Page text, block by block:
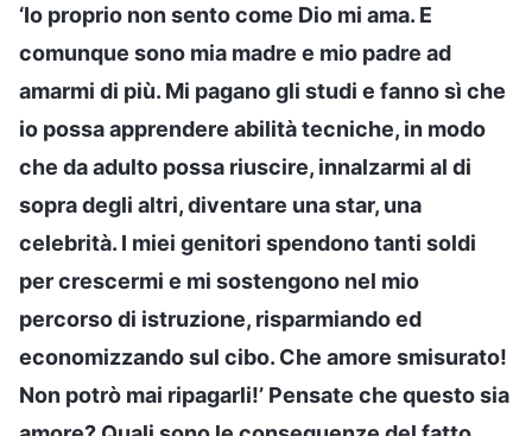
‘Io proprio non sento come Dio mi ama. E
comunque sono mia madre e mio padre ad
amarmi di più. Mi pagano gli studi e fanno sì che
io possa apprendere abilità tecniche, in modo
che da adulto possa riuscire, innalzarmi al di
sopra degli altri, diventare una star, una
celebrità. I miei genitori spendono tanti soldi
per crescermi e mi sostengono nel mio
percorso di istruzione, risparmiando ed
economizzando sul cibo. Che amore smisurato!
Non potrò mai ripagarli!’ Pensate che questo sia